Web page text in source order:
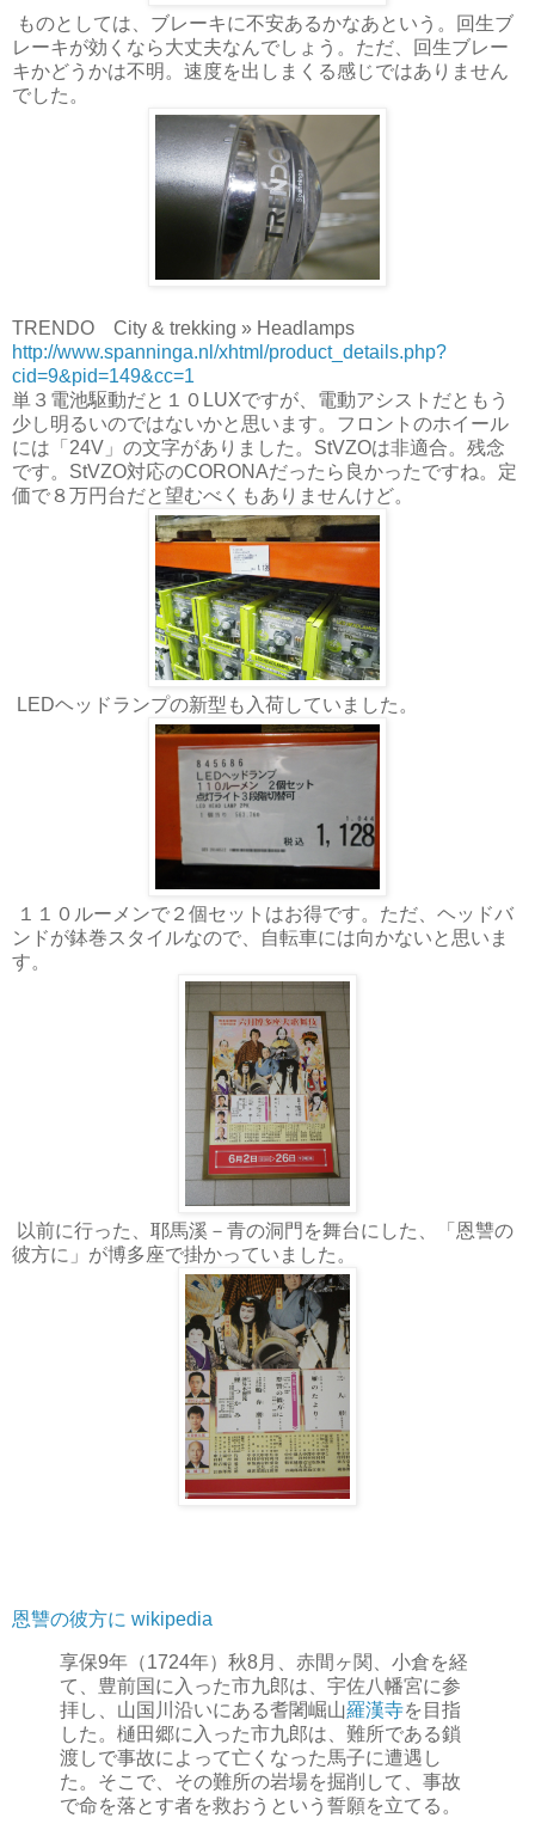
ものとしては、ブレーキに不安あるかなあという。回生ブ
レーキが効くなら大丈夫なんでしょう。ただ、回生ブレー
キかどうかは不明。速度を出しまくる感じではありません
でした。
TRENDO City & trekking » Headlamps
http://www.spanninga.nl/xhtml/product_details.php?
cid=9&pid=149&cc=1
単３電池駆動だと１０LUXですが、電動アシストだともう
少し明るいのではないかと思います。フロントのホイール
には「24V」の文字がありました。StVZOは非適合。残念
です。StVZO対応のCORONAだったら良かったですね。定
価で８万円台だと望むべくもありませんけど。
LEDヘッドランプの新型も入荷していました。
１１０ルーメンで２個セットはお得です。ただ、ヘッドバ
ンドが鉢巻スタイルなので、自転車には向かないと思いま
す。
以前に行った、耶馬溪－青の洞門を舞台にした、「恩讐の
彼方に」が博多座で掛かっていました。
恩讐の彼方に wikipedia
享保9年（1724年）秋8月、赤間ヶ関、小倉を経
て、豊前国に入った市九郎は、宇佐八幡宮に参
拝し、山国川沿いにある耆闍崛山羅漢寺を目指
した。樋田郷に入った市九郎は、難所である鎖
渡しで事故によって亡くなった馬子に遭遇し
た。そこで、その難所の岩場を掘削して、事故
で命を落とす者を救おうという誓願を立てる。